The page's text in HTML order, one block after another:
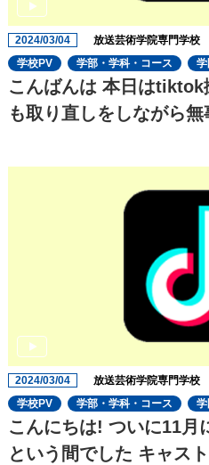
2024/03/04 放送芸術学院専門学校
学校PV
学部・学科・コース 学
こんばんは 本日はtiktok撮影の向こうです 何度
も取り直しをしながら
ださいます!! 風景も載せてるのでぜひのぞいて
2024/03/04 放送芸術学院専門学校
学校PV
学部・学科・コース 学
こんにちは! ついに11月
という間でした キャス